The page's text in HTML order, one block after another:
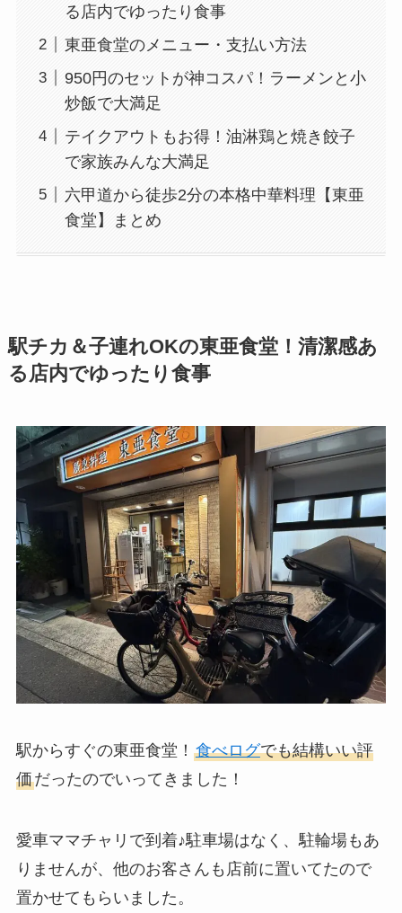
る店内でゆったり食事
東亜食堂のメニュー・支払い方法
950円のセットが神コスパ！ラーメンと小
炒飯で大満足
テイクアウトもお得！油淋鶏と焼き餃子
で家族みんな大満足
六甲道から徒歩2分の本格中華料理【東亜
食堂】まとめ
駅チカ＆子連れOKの東亜食堂！清潔感あ
る店内でゆったり食事
駅からすぐの東亜食堂！ 食べログでも結構いい評
価だったのでいってきました！
愛車ママチャリで到着♪駐車場はなく、駐輪場もあ
りませんが、他のお客さんも店前に置いてたので
置かせてもらいました。